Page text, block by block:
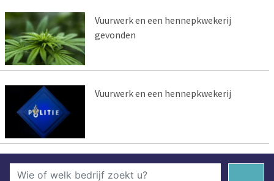
Vuurwerk en een hennepkwekerij
gevonden
Vuurwerk en een hennepkwekerij